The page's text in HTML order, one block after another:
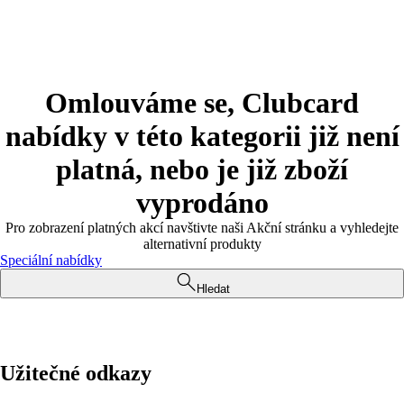
Omlouváme se, Clubcard
nabídky v této kategorii již není
platná, nebo je již zboží
vyprodáno
Pro zobrazení platných akcí navštivte naši Akční stránku a vyhledejte
alternativní produkty
Speciální nabídky
Hledat
Užitečné odkazy